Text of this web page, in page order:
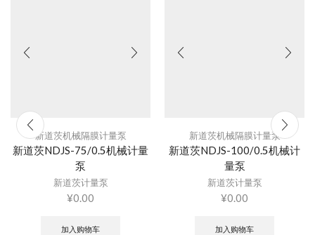
新道茨机械隔膜计量泵
新道茨NDJS-75/0.5机械计量
泵
新道茨计量泵
¥0.00
加入购物车
新道茨机械隔膜计量泵
新道茨NDJS-100/0.5机械计
量泵
新道茨计量泵
¥0.00
加入购物车